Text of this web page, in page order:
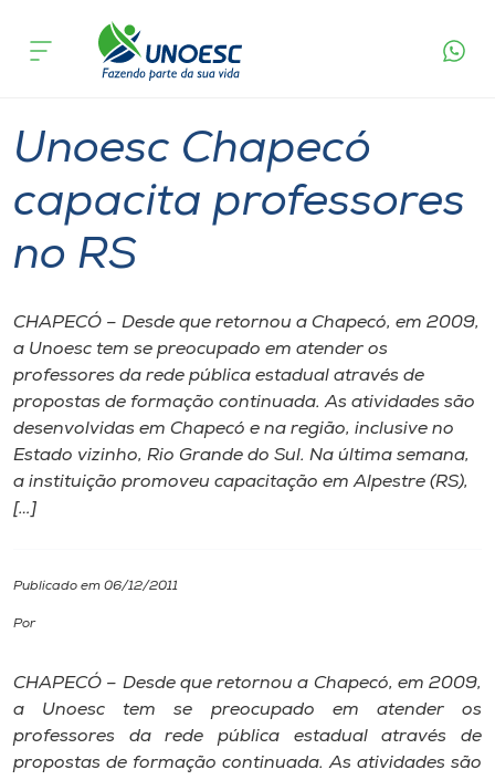
Cursos
Atendimento ao Estudante
Portal de Ensino
A
Unoesc
Internacionalização
Cultura
CPA
acontece
Unoesc Chapecó
capacita professores
no RS
CHAPECÓ – Desde que retornou a Chapecó, em 2009,
a Unoesc tem se preocupado em atender os
professores da rede pública estadual através de
propostas de formação continuada. As atividades são
desenvolvidas em Chapecó e na região, inclusive no
Estado vizinho, Rio Grande do Sul. Na última semana,
a instituição promoveu capacitação em Alpestre (RS),
[…]
Publicado em 06/12/2011
Por
CHAPECÓ – Desde que retornou a Chapecó, em 2009,
a Unoesc tem se preocupado em atender os
professores da rede pública estadual através de
propostas de formação continuada. As atividades são